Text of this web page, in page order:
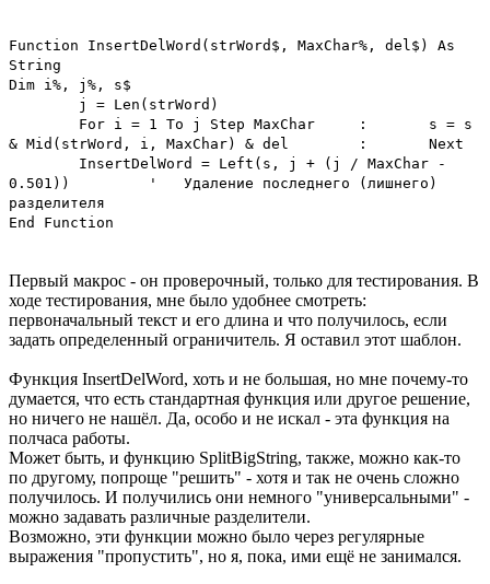
Function InsertDelWord(strWord$, MaxChar%, del$) As
String
Dim i%, j%, s$
j = Len(strWord)
For i = 1 To j Step MaxChar
:
s = s
& Mid(strWord, i, MaxChar) & del
:
Next
InsertDelWord = Left(s, j + (j / MaxChar -
0.501))
' Удаление последнего (лишнего)
разделителя
End Function
Первый макрос - он проверочный, только для тестирования. В
ходе тестирования, мне было удобнее смотреть:
первоначальный текст и его длина и что получилось, если
задать определенный ограничитель. Я оставил этот шаблон.
Функция InsertDelWord, хоть и не большая, но мне почему-то
думается, что есть стандартная функция или другое решение,
но ничего не нашёл. Да, особо и не искал - эта функция на
полчаса работы.
Может быть, и функцию SplitBigString, также, можно как-то
по другому, попроще "решить" - хотя и так не очень сложно
получилось. И получились они немного "универсальными" -
можно задавать различные разделители.
Возможно, эти функции можно было через регулярные
выражения "пропустить", но я, пока, ими ещё не занимался.